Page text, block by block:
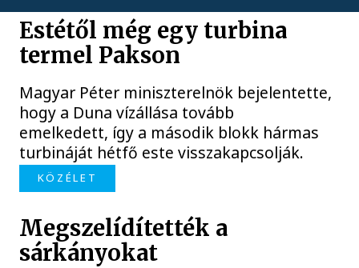
Estétől még egy turbina
termel Pakson
Magyar Péter miniszterelnök bejelentette,
hogy a Duna vízállása tovább
emelkedett, így a második blokk hármas
turbináját hétfő este visszakapcsolják.
KÖZÉLET
Megszelídítették a
sárkányokat